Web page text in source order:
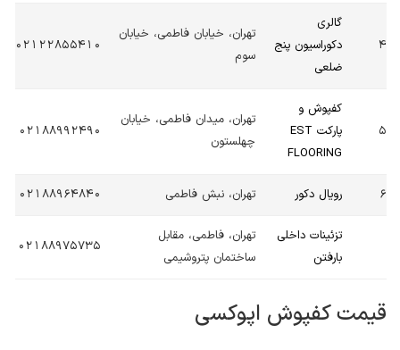
4
گالری
دکوراسیون پنج
ضلعی
تهران، خیابان فاطمی، خیابان
سوم
02122855410
5
کفپوش و
پارکت EST
FLOORING
تهران، میدان فاطمی، خیابان
چهلستون
02188992490
6 رویال دکور تهران، نبش فاطمی 02188964840
تزئینات داخلی
بارفتن
تهران، فاطمی، مقابل
ساختمان پتروشیمی
02188975735
قیمت کفپوش اپوکسی